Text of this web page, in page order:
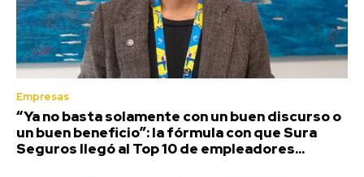
Empresas
“Ya no basta solamente con un buen discurso o
un buen beneficio”: la fórmula con que Sura
Seguros llegó al Top 10 de empleadores...